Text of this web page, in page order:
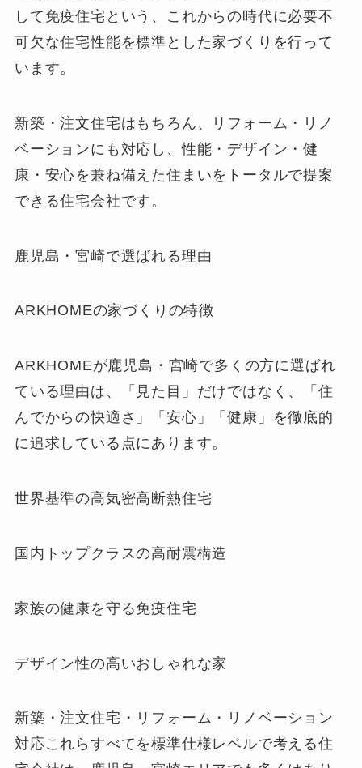
して免疫住宅という、これからの時代に必要不
可欠な住宅性能を標準とした家づくりを行って
います。
新築・注文住宅はもちろん、リフォーム・リノ
ベーションにも対応し、性能・デザイン・健
康・安心を兼ね備えた住まいをトータルで提案
できる住宅会社です。
鹿児島・宮崎で選ばれる理由
ARKHOMEの家づくりの特徴
ARKHOMEが鹿児島・宮崎で多くの方に選ばれ
ている理由は、「見た目」だけではなく、「住
んでからの快適さ」「安心」「健康」を徹底的
に追求している点にあります。
世界基準の高気密高断熱住宅
国内トップクラスの高耐震構造
家族の健康を守る免疫住宅
デザイン性の高いおしゃれな家
新築・注文住宅・リフォーム・リノベーション
対応これらすべてを標準仕様レベルで考える住